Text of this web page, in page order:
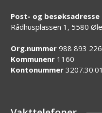
Post- og besøksadresse
Rådhusplassen 1, 5580
Org.nummer988 893 226
Kommunenr 1160
Kontonummer